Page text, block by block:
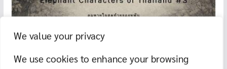
We value your privacy
We use cookies to enhance your browsing